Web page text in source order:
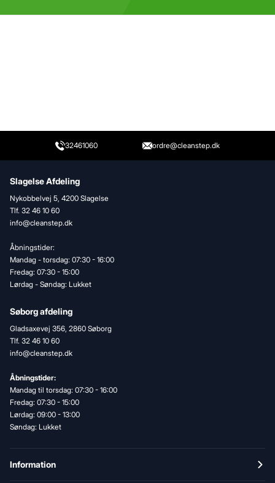
32461060 ordre@cleanstep.dk
Slagelse Afdeling
Nykobbelvej 5, 4200 Slagelse
Tlf. 32 46 10 60
info@cleanstep.dk
Åbningstider:
Mandag - torsdag: 07:30 - 16:00
Fredag: 07:30 - 15:00
Lørdag - Søndag: Lukket
Søborg afdeling
Gladsaxevej 356, 2860 Søborg
Tlf. 32 46 10 60
info@cleanstep.dk
Åbningstider:
Mandag til torsdag: 07:30 - 16:00
Fredag: 07:30 - 15:00
Lørdag: 09:00 - 13:00
Søndag: Lukket
Information